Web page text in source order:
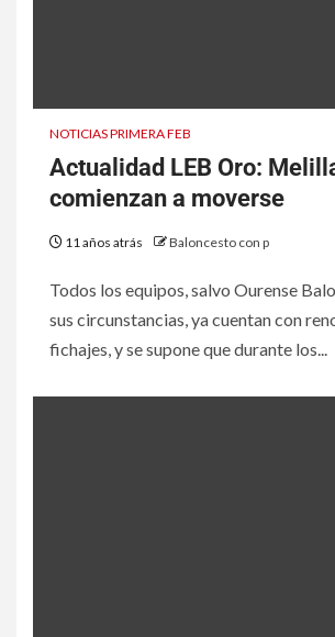
NOTICIAS PRIMERA FEB
Actualidad LEB Oro:
comienzan a moverse
11 años atrás Baloncesto con p
Todos los equipos, salvo Ourense
sus circunstancias, ya cuentan con
fichajes, y se supone que durante los...